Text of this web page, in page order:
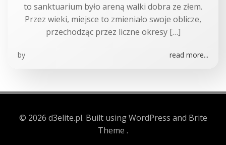
to sanktuarium było areną walki dobra ze złem.
Przez wieki, miejsce to zmieniało swoje oblicze,
przechodząc przez liczne okresy […]
by read more...
© 2026 d3elite.pl. Built using WordPress and Brite
Theme .